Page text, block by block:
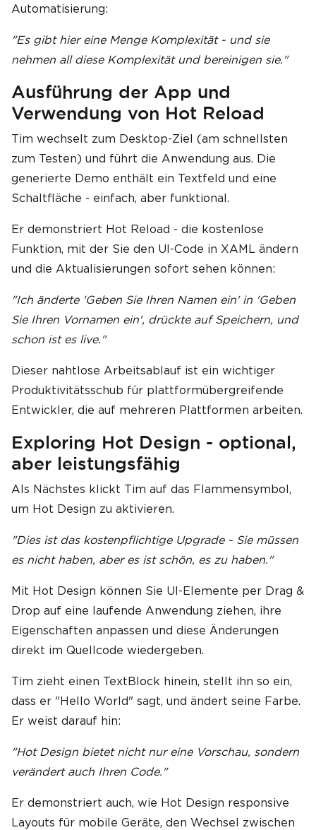
Automatisierung:
"Es gibt hier eine Menge Komplexität - und sie
nehmen all diese Komplexität und bereinigen sie."
Ausführung der App und
Verwendung von Hot Reload
Tim wechselt zum Desktop-Ziel (am schnellsten
zum Testen) und führt die Anwendung aus. Die
generierte Demo enthält ein Textfeld und eine
Schaltfläche - einfach, aber funktional.
Er demonstriert Hot Reload - die kostenlose
Funktion, mit der Sie den UI-Code in XAML ändern
und die Aktualisierungen sofort sehen können:
"Ich änderte 'Geben Sie Ihren Namen ein' in 'Geben
Sie Ihren Vornamen ein', drückte auf Speichern, und
schon ist es live."
Dieser nahtlose Arbeitsablauf ist ein wichtiger
Produktivitätsschub für plattformübergreifende
Entwickler, die auf mehreren Plattformen arbeiten.
Exploring Hot Design - optional,
aber leistungsfähig
Als Nächstes klickt Tim auf das Flammensymbol,
um Hot Design zu aktivieren.
"Dies ist das kostenpflichtige Upgrade - Sie müssen
es nicht haben, aber es ist schön, es zu haben."
Mit Hot Design können Sie UI-Elemente per Drag &
Drop auf eine laufende Anwendung ziehen, ihre
Eigenschaften anpassen und diese Änderungen
direkt im Quellcode wiedergeben.
Tim zieht einen TextBlock hinein, stellt ihn so ein,
dass er "Hello World" sagt, und ändert seine Farbe.
Er weist darauf hin:
"Hot Design bietet nicht nur eine Vorschau, sondern
verändert auch Ihren Code."
Er demonstriert auch, wie Hot Design responsive
Layouts für mobile Geräte, den Wechsel zwischen